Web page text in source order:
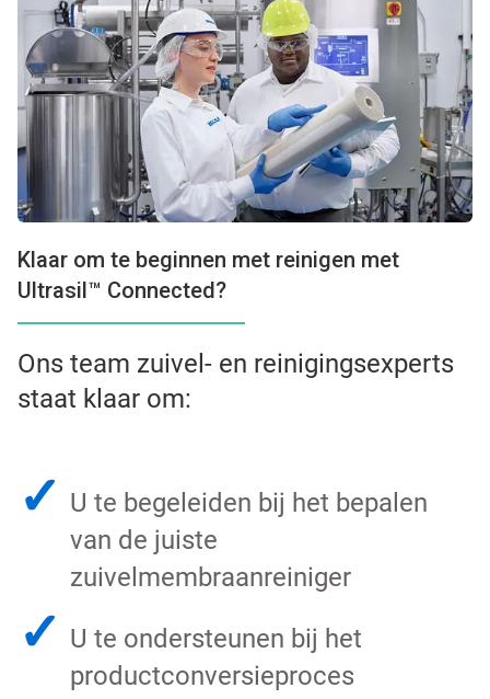
Klaar om te beginnen met reinigen met
Ultrasil™ Connected?
Ons team zuivel- en reinigingsexperts
staat klaar om:
✓ U te begeleiden bij het bepalen
van de juiste
zuivelmembraanreiniger
✓ U te ondersteunen bij het
productconversieproces